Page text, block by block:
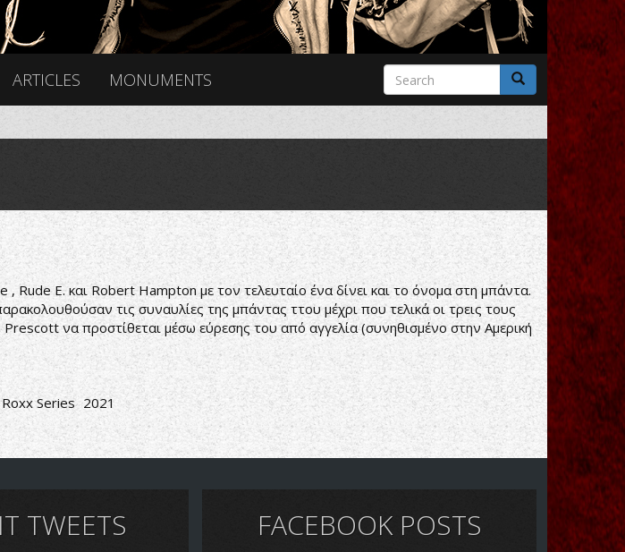
ARTICLES MONUMENTS
Search
form
Search
E. και Robert Hampton με τον τελευταίο ένα δίνει και το όνομα στη μπάντα.
τις συναυλίες της μπάντας ττου μέχρι που τελικά οι τρεις τους
να προστίθεται μέσω εύρεσης του από αγγελία (συνηθισμένο στην Αμερική
Series 2021
TWEETS FACEBOOK POSTS